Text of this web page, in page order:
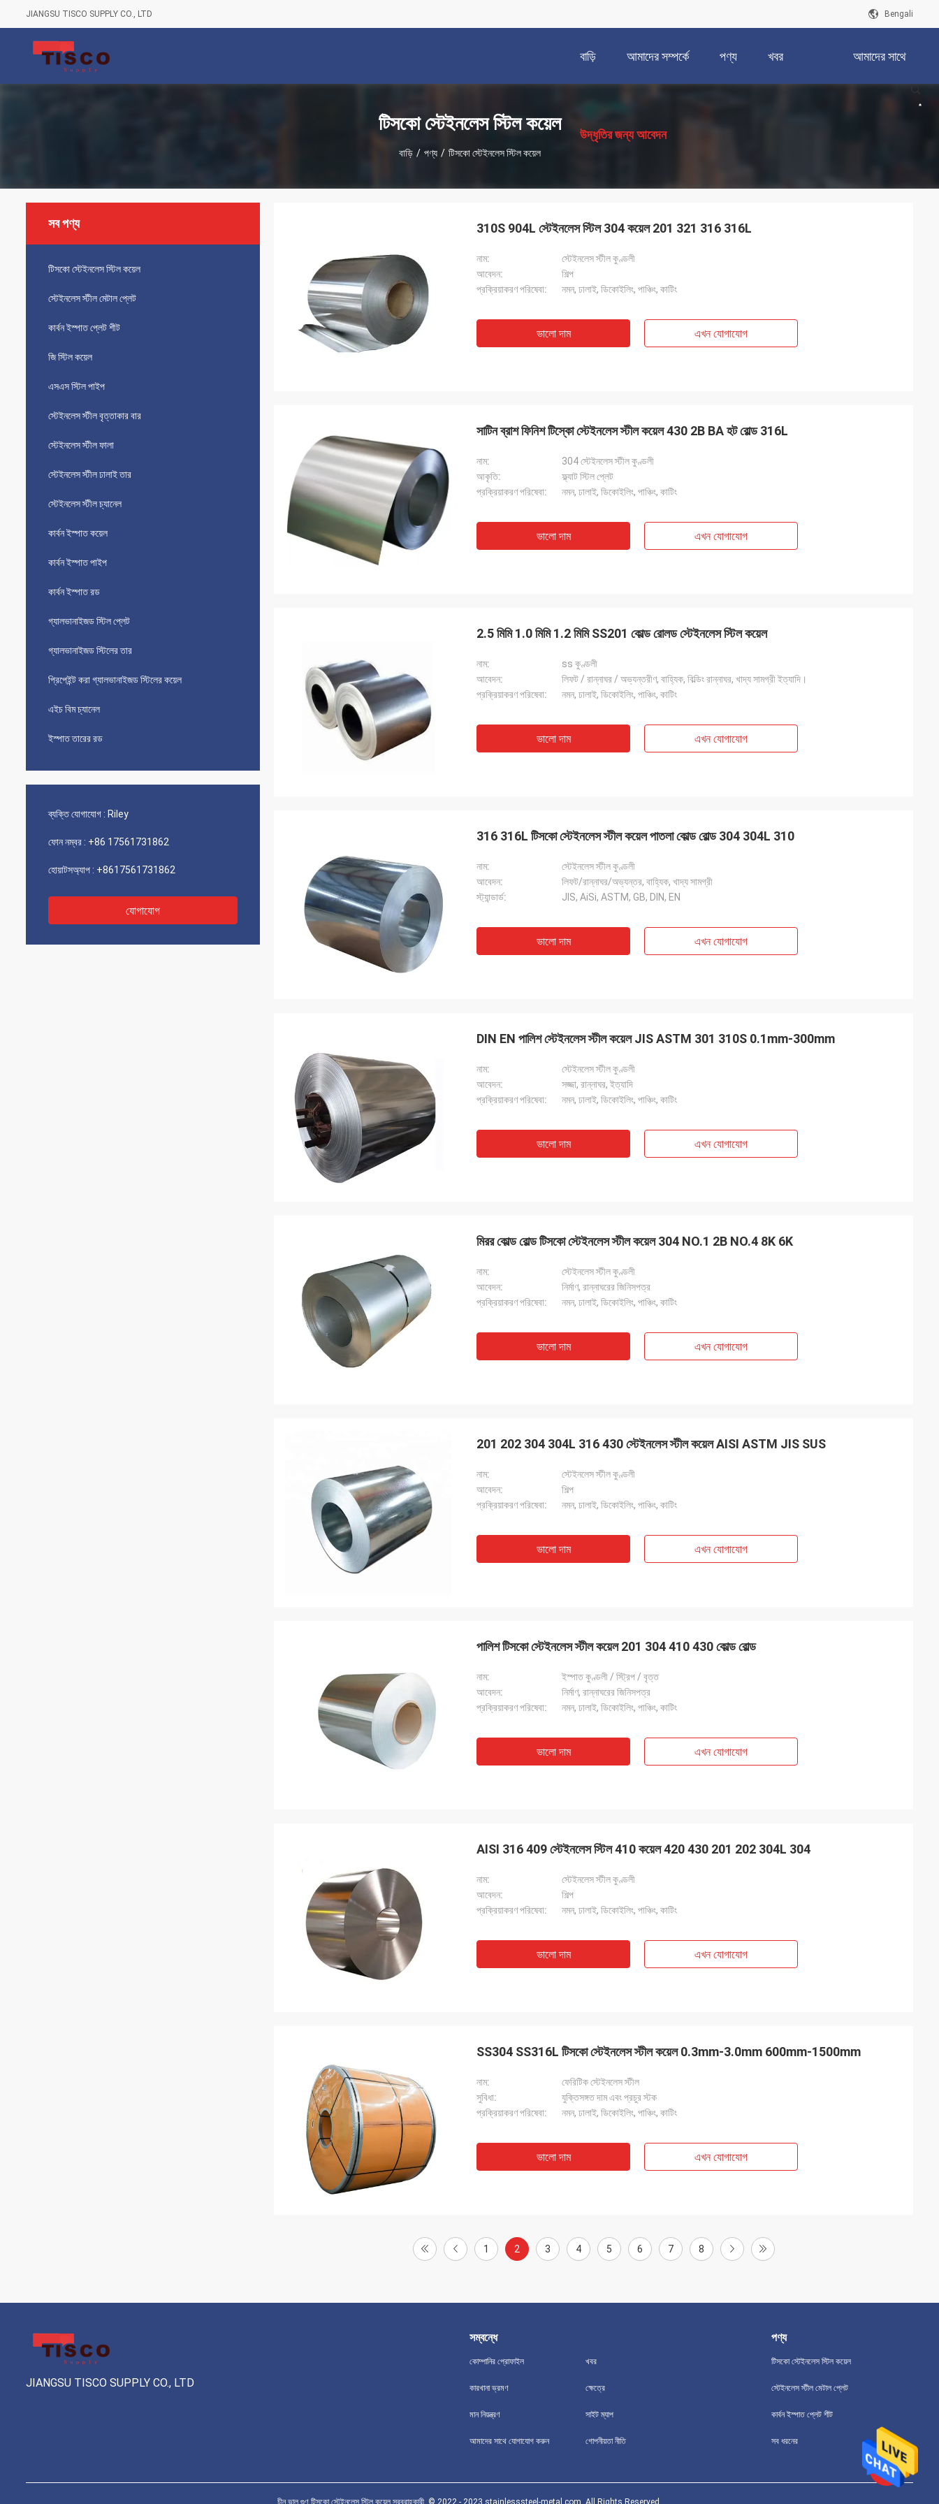
JIANGSU TISCO SUPPLY CO., LTD Bengali
বাড়ি আমাদের সম্পর্কে পণ্য খবর আমাদের সাথে
যোগাযোগ করুন
উদ্ধৃতির জন্য আবেদন
টিসকো স্টেইনলেস স্টিল কয়েল
বাড়ি / পণ্য / টিসকো স্টেইনলেস স্টিল কয়েল
সব পণ্য
টিসকো স্টেইনলেস স্টিল কয়েল
স্টেইনলেস স্টীল মেটাল প্লেট
কার্বন ইস্পাত প্লেট শীট
জি স্টিল কয়েল
এসএস স্টিল পাইপ
স্টেইনলেস স্টীল বৃত্তাকার বার
স্টেইনলেস স্টীল ফালা
স্টেইনলেস স্টীল ঢালাই তার
স্টেইনলেস স্টীল চ্যানেল
কার্বন ইস্পাত কয়েল
কার্বন ইস্পাত পাইপ
কার্বন ইস্পাত রড
গ্যালভানাইজড স্টিল প্লেট
গ্যালভানাইজড স্টিলের তার
প্রিপেইন্ট করা গ্যালভানাইজড স্টিলের কয়েল
এইচ বিম চ্যানেল
ইস্পাত তারের রড
ব্যক্তি যোগাযোগ : Riley
ফোন নম্বর : +86 17561731862
হোয়াটসঅ্যাপ : +8617561731862
যোগাযোগ
310S 904L স্টেইনলেস স্টিল 304 কয়েল 201 321 316 316L
নাম:
স্টেইনলেস স্টীল কুণ্ডলী
আবেদন:
শিল্প
প্রক্রিয়াকরণ পরিষেবা:
নমন, ঢালাই, ডিকোইলিং, পাঞ্চিং, কাটিং
ভালো দাম এখন যোগাযোগ
সাটিন ব্রাশ ফিনিশ টিস্কো স্টেইনলেস স্টীল কয়েল 430 2B BA হট রোল্ড 316L
নাম:
304 স্টেইনলেস স্টীল কুণ্ডলী
আকৃতি:
ফ্ল্যাট স্টিল প্লেট
প্রক্রিয়াকরণ পরিষেবা:
নমন, ঢালাই, ডিকোইলিং, পাঞ্চিং, কাটিং
ভালো দাম এখন যোগাযোগ
2.5 মিমি 1.0 মিমি 1.2 মিমি SS201 কোল্ড রোলড স্টেইনলেস স্টিল কয়েল
নাম:
ss কুণ্ডলী
আবেদন:
লিফট / রান্নাঘর / অভ্যন্তরীণ, বাহ্যিক, বিল্ডিং রান্নাঘর, খাদ্য সামগ্রী ইত্যাদি।
প্রক্রিয়াকরণ পরিষেবা:
নমন, ঢালাই, ডিকোইলিং, পাঞ্চিং, কাটিং
ভালো দাম এখন যোগাযোগ
316 316L টিসকো স্টেইনলেস স্টীল কয়েল পাতলা কোল্ড রোল্ড 304 304L 310
নাম:
স্টেইনলেস স্টীল কুণ্ডলী
আবেদন:
লিফট/রান্নাঘর/অভ্যন্তর, বাহ্যিক, খাদ্য সামগ্রী
স্ট্যান্ডার্ড:
JIS, AiSi, ASTM, GB, DIN, EN
ভালো দাম এখন যোগাযোগ
DIN EN পালিশ স্টেইনলেস স্টীল কয়েল JIS ASTM 301 310S 0.1mm-300mm
নাম:
স্টেইনলেস স্টীল কুণ্ডলী
আবেদন:
সজ্জা, রান্নাঘর, ইত্যাদি
প্রক্রিয়াকরণ পরিষেবা:
নমন, ঢালাই, ডিকোইলিং, পাঞ্চিং, কাটিং
ভালো দাম এখন যোগাযোগ
মিরর কোল্ড রোল্ড টিসকো স্টেইনলেস স্টীল কয়েল 304 NO.1 2B NO.4 8K 6K
নাম:
স্টেইনলেস স্টীল কুণ্ডলী
আবেদন:
নির্মাণ, রান্নাঘরের জিনিসপত্র
প্রক্রিয়াকরণ পরিষেবা:
নমন, ঢালাই, ডিকোইলিং, পাঞ্চিং, কাটিং
ভালো দাম এখন যোগাযোগ
201 202 304 304L 316 430 স্টেইনলেস স্টীল কয়েল AISI ASTM JIS SUS
নাম:
স্টেইনলেস স্টীল কুণ্ডলী
আবেদন:
শিল্প
প্রক্রিয়াকরণ পরিষেবা:
নমন, ঢালাই, ডিকোইলিং, পাঞ্চিং, কাটিং
ভালো দাম এখন যোগাযোগ
পালিশ টিসকো স্টেইনলেস স্টীল কয়েল 201 304 410 430 কোল্ড রোল্ড
নাম:
ইস্পাত কুণ্ডলী / স্ট্রিপ / বৃত্ত
আবেদন:
নির্মাণ, রান্নাঘরের জিনিসপত্র
প্রক্রিয়াকরণ পরিষেবা:
নমন, ঢালাই, ডিকোইলিং, পাঞ্চিং, কাটিং
ভালো দাম এখন যোগাযোগ
AISI 316 409 স্টেইনলেস স্টিল 410 কয়েল 420 430 201 202 304L 304
নাম:
স্টেইনলেস স্টীল কুণ্ডলী
আবেদন:
শিল্প
প্রক্রিয়াকরণ পরিষেবা:
নমন, ঢালাই, ডিকোইলিং, পাঞ্চিং, কাটিং
ভালো দাম এখন যোগাযোগ
SS304 SS316L টিসকো স্টেইনলেস স্টীল কয়েল 0.3mm-3.0mm 600mm-1500mm
নাম:
ফেরিটিক স্টেইনলেস স্টীল
সুবিধা:
যুক্তিসঙ্গত দাম এবং প্রচুর স্টক
প্রক্রিয়াকরণ পরিষেবা:
নমন, ঢালাই, ডিকোইলিং, পাঞ্চিং, কাটিং
ভালো দাম এখন যোগাযোগ
1 2 3 4 5 6 7 8
JIANGSU TISCO SUPPLY CO., LTD
সম্বন্ধে
কোম্পানির প্রোফাইল
কারখানা ভ্রমণ
মান নিয়ন্ত্রণ
আমাদের সাথে যোগাযোগ করুন
খবর
ক্ষেত্রে
সাইট ম্যাপ
গোপনীয়তা নীতি
পণ্য
টিসকো স্টেইনলেস স্টিল কয়েল
স্টেইনলেস স্টীল মেটাল প্লেট
কার্বন ইস্পাত প্লেট শীট
সব ধরনের
চীন ভাল গুণ টিসকো স্টেইনলেস স্টিল কয়েল সরবরাহকারী. © 2022 - 2023 stainlesssteel-metal.com. All Rights Reserved.